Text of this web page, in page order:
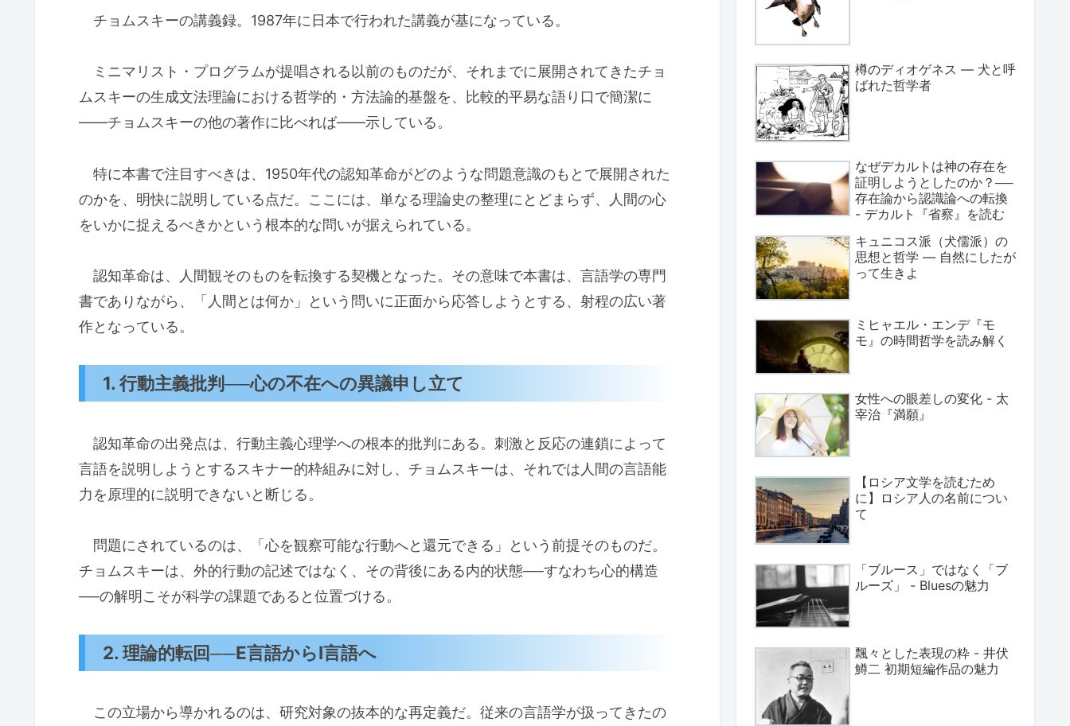
チョムスキーの講義録。1987年に日本で行われた講義が基になっている。
ミニマリスト・プログラムが提唱される以前のものだが、それまでに展開されてきたチョ
ムスキーの生成文法理論における哲学的・方法論的基盤を、比較的平易な語り口で簡潔に
——チョムスキーの他の著作に比べれば——示している。
特に本書で注目すべきは、1950年代の認知革命がどのような問題意識のもとで展開された
のかを、明快に説明している点だ。ここには、単なる理論史の整理にとどまらず、人間の心
をいかに捉えるべきかという根本的な問いが据えられている。
認知革命は、人間観そのものを転換する契機となった。その意味で本書は、言語学の専門
書でありながら、「人間とは何か」という問いに正面から応答しようとする、射程の広い著
作となっている。
1. 行動主義批判──心の不在への異議申し立て
認知革命の出発点は、行動主義心理学への根本的批判にある。刺激と反応の連鎖によって
言語を説明しようとするスキナー的枠組みに対し、チョムスキーは、それでは人間の言語能
力を原理的に説明できないと断じる。
問題にされているのは、「心を観察可能な行動へと還元できる」という前提そのものだ。
チョムスキーは、外的行動の記述ではなく、その背後にある内的状態──すなわち心的構造
──の解明こそが科学の課題であると位置づける。
2. 理論的転回──E言語からI言語へ
この立場から導かれるのは、研究対象の抜本的な再定義だ。従来の言語学が扱ってきたの
樽のディオゲネス ― 犬と呼
ばれた哲学者
なぜデカルトは神の存在を
証明しようとしたのか？──
存在論から認識論への転換
- デカルト『省察』を読む
キュニコス派（犬儒派）の
思想と哲学 ― 自然にしたが
って生きよ
ミヒャエル・エンデ『モ
モ』の時間哲学を読み解く
女性への眼差しの変化 - 太
宰治『満願』
【ロシア文学を読むため
に】ロシア人の名前につい
て
「ブルース」ではなく「ブ
ルーズ」 - Bluesの魅力
飄々とした表現の粋 - 井伏
鱒二 初期短編作品の魅力